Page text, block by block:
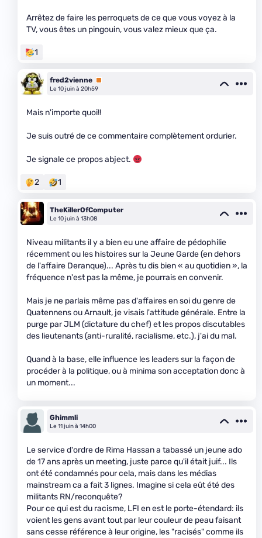
Arrêtez de faire les perroquets de ce que vous voyez à la
TV, vous êtes un pingouin, vous valez mieux que ça.
1
fred2vienne Premium
Le 10 juin à 20h59
Mais n'importe quoi!!
Je suis outré de ce commentaire complètement ordurier.
Je signale ce propos abject.
2 1
TheKillerOfComputer
Le 10 juin à 13h08
Niveau militants il y a bien eu une affaire de pédophilie
récemment ou les histoires sur la Jeune Garde (en dehors
de l'affaire Deranque)... Après tu dis bien « au quotidien », la
fréquence n'est pas la même, je pourrais en convenir.
Mais je ne parlais même pas d'affaires en soi du genre de
Quatennens ou Arnault, je visais l'attitude générale. Entre la
purge par JLM (dictature du chef) et les propos discutables
des lieutenants (anti-ruralité, racialisme, etc.), j'ai du mal.
Quand à la base, elle influence les leaders sur la façon de
procéder à la politique, ou à minima son acceptation donc à
un moment...
Ghimmli
Le 11 juin à 14h00
Le service d'ordre de Rima Hassan a tabassé un jeune ado
de 17 ans après un meeting, juste parce qu'il était juif... Ils
ont été condamnés pour cela, mais dans les médias
mainstream ca a fait 3 lignes. Imagine si cela eût été des
militants RN/reconquête?
Pour ce qui est du racisme, LFI en est le porte-étendard: ils
voient les gens avant tout par leur couleur de peau faisant
sans cesse référence à leur origine, les "racisés" comme ils